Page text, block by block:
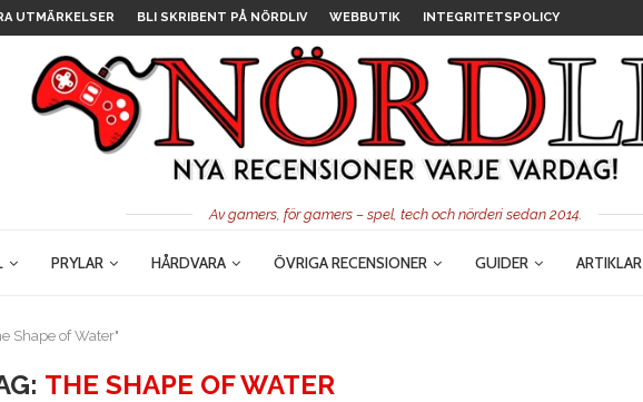
UTMÄRKELSER BLI SKRIBENT PÅ NÖRDLIV WEBBUTIK INTEGRITETSPOLICY
Av gamers, för gamers – spel, tech och nörderi sedan 2014.
PRYLAR HÅRDVARA ÖVRIGA RECENSIONER GUIDER ARTIKLAR
Shape of Water"
THE SHAPE OF WATER